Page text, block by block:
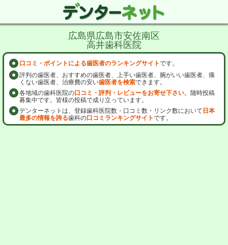
広島県広島市安佐南区
高井歯科医院
口コミ・ポイントによる歯医者のランキングサイトです。
評判の歯医者、おすすめの歯医者、上手い歯医者、腕がいい歯医者、痛
くない歯医者、治療費の安い歯医者を検索できます。
各地域の歯科医院の口コミ・評判・レビューをお寄せ下さい。随時投稿
募集中です。皆様の投稿で成り立っています。
デンターネットは、登録歯科医院数・口コミ数・リンク数において 日本
最多の情報を誇る歯科の口コミランキングサイトです。